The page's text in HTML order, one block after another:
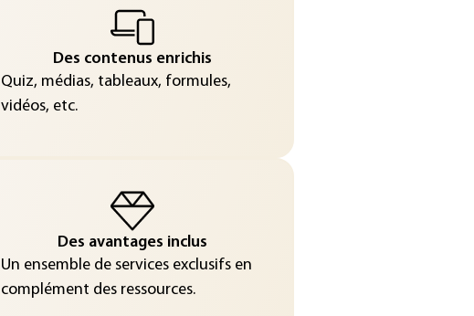
Des contenus enrichis
Quiz, médias, tableaux, formules,
vidéos, etc.
Des avantages inclus
Un ensemble de services exclusifs en
complément des ressources.